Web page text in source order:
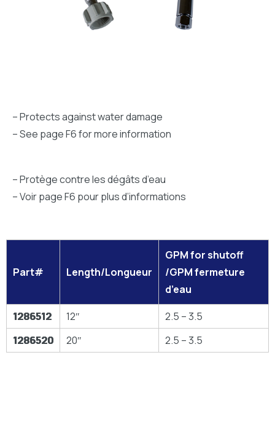
– Protects against water damage
– See page F6 for more information
– Protège contre les dégâts d’eau
– Voir page F6 pour plus d’informations
Part# Length/Longueur
GPM for shutoff
/GPM fermeture
d’eau
1286512
12″
2.5 – 3.5
1286520
20″ 2.5 – 3.5